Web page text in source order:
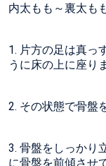
内太もも～裏太も
1. 片方の足は真っ
うに床の上に座り
2. その状態で骨盤
3. 骨盤をしっかり
に骨盤を前傾させ